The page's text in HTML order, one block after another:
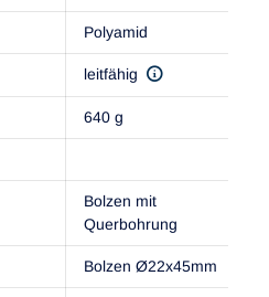
Polyamid
leitfähig
640 g
Bolzen mit
Querbohrung
Bolzen Ø22x45mm